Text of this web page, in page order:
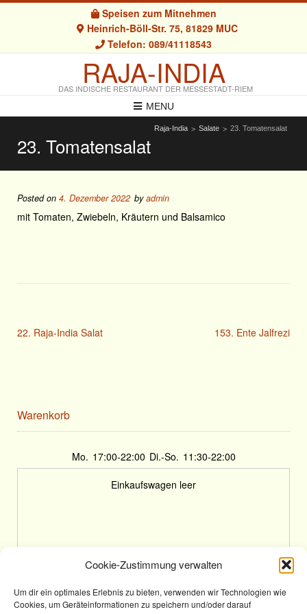
Cookie-Zustimmung verwalten
Um dir ein optimales Erlebnis zu bieten, verwenden wir Technologien wie
Cookies, um Geräteinformationen zu speichern und/oder darauf
Speisen zum Mitnehmen
Heinrich-Böll-Str. 75, 81829 MUC
Telefon: 089/41118543
RAJA-INDIA
DAS INDISCHE RESTAURANT DER MESSESTADT-RIEM
MENU
23. Tomatensalat
Raja-India > Salate > 23. Tomatensalat
Posted on 4. Dezember 2022 byadmin
mit Tomaten, Zwiebeln, Kräutern und Balsamico
22. Raja-India Salat 153. Ente Jalfrezi
Warenkorb
Mo. 17:00-22:00 Di.-So. 11:30-22:00
Einkaufswagen leer